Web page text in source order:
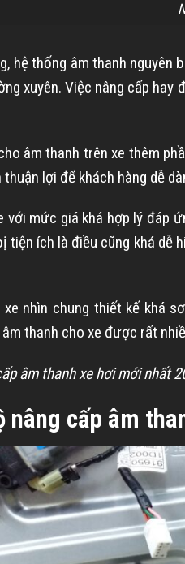
hệ thống âm thanh
xuyên. Việc nâng cấp
âm thanh trên xe thêm
lợi để khách hàng dễ
với mức giá khá hợp lý đáp
ích là điều cũng khá dễ
nhìn chung thiết kế khá
thanh cho xe được rất
âm thanh xe hơi mới nhất
cấp âm